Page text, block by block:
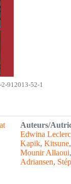
2-912013-52-1
Auteurs/
Edwina Leclerc
Kapik, Kitsune,
Mounir Allaoui,
Adriansen,